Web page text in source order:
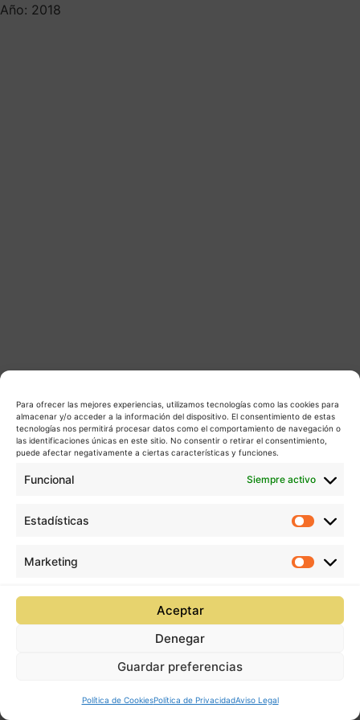
Para ofrecer las mejores experiencias, utilizamos tecnologías como las cookies para
almacenar y/o acceder a la información del dispositivo. El consentimiento de estas
tecnologías nos permitirá procesar datos como el comportamiento de navegación o
las identificaciones únicas en este sitio. No consentir o retirar el consentimiento,
puede afectar negativamente a ciertas características y funciones.
Funcional Siempre activo
Estadísticas
Marketing
Aceptar
Denegar
Guardar preferencias
Política de CookiesPolítica de PrivacidadAviso Legal
Año: 2018